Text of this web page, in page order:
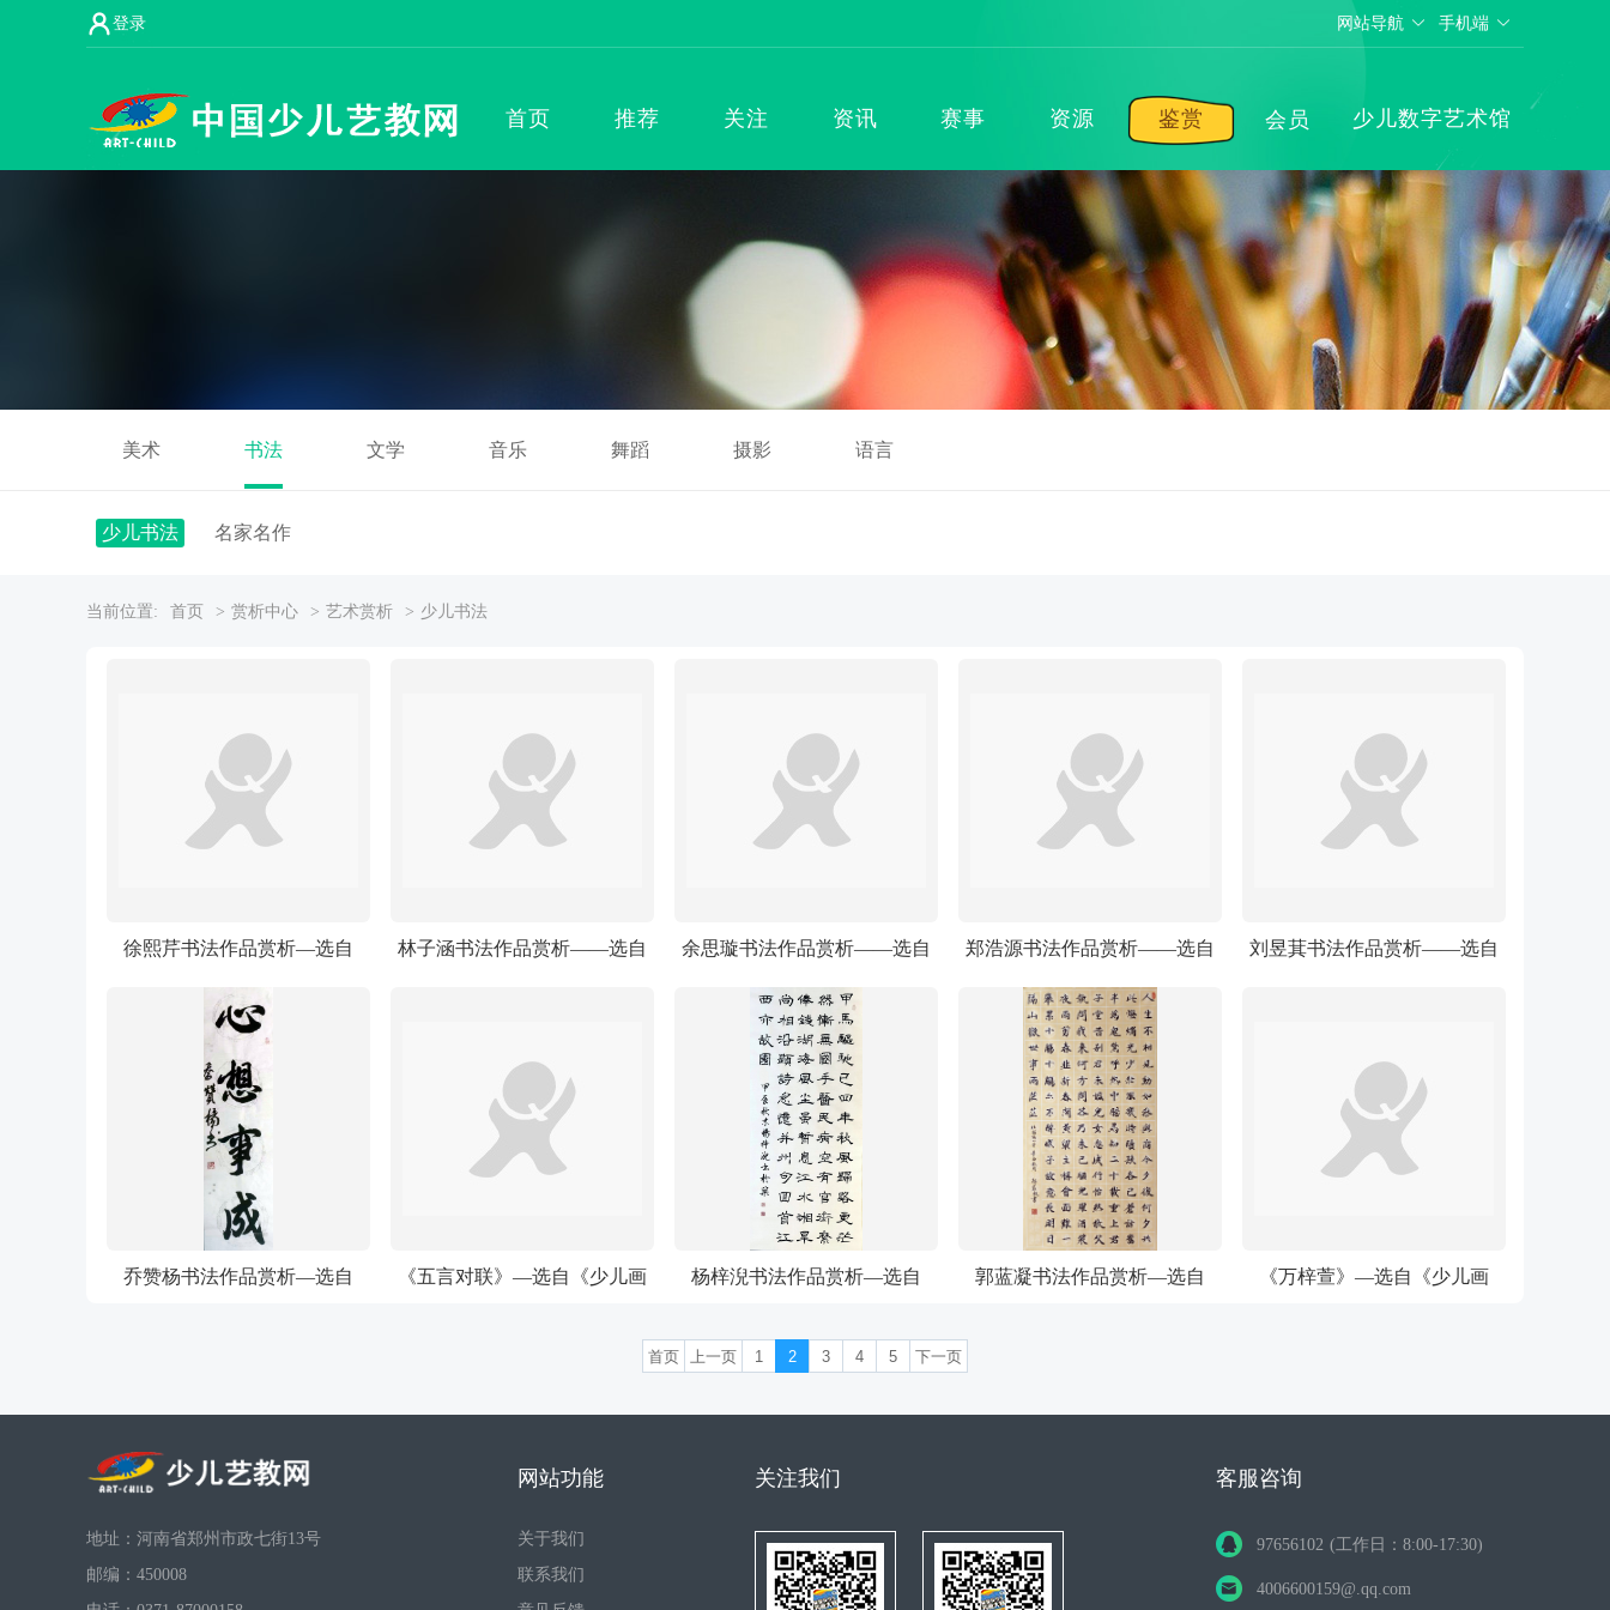
登录 网站导航 手机端
首页 推荐 关注 资讯 赛事 资源 鉴赏 会员 少儿数字艺术馆
美术 书法 文学 音乐 舞蹈 摄影 语言
少儿书法 名家名作
当前位置: 首页 > 赏析中心 > 艺术赏析 > 少儿书法
徐熙芹书法作品赏析—选自
《少儿画苑》国际少儿书画大
林子涵书法作品赏析——选自 余思璇书法作品赏析——选自
《少儿画苑》国际少儿书画大
赛
郑浩源书法作品赏析——选自
《少儿画苑》国际少儿书画大
赛
刘昱萁书法作品赏析——选自
乔赞杨书法作品赏析—选自 《五言对联》—选自《少儿画 杨梓淣书法作品赏析—选自 郭蓝凝书法作品赏析—选自 《万梓萱》—选自《少儿画
首页 上一页 1 2 3 4 5 下一页
地址：河南省郑州市政七街13号
邮编：450008
网站功能
关于我们
联系我们
关注我们 客服咨询
97656102 (工作日：8:00-17:30)
4006600159@.qq.com